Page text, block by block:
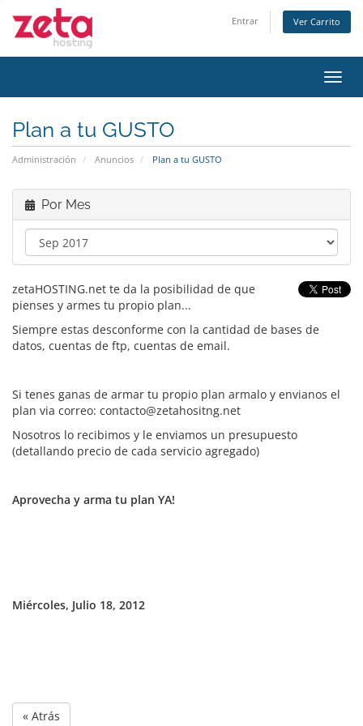
Entrar Ver Carrito
Plan a tu GUSTO
Administración Anuncios Plan a tu GUSTO
Por Mes
zetaHOSTING.net te da la posibilidad de que
pienses y armes tu propio plan...
Siempre estas desconforme con la cantidad de bases de
datos, cuentas de ftp, cuentas de email.
Si tenes ganas de armar tu propio plan armalo y envianos el
plan via correo: contacto@zetahositng.net
Nosotros lo recibimos y le enviamos un presupuesto
(detallando precio de cada servicio agregado)
Aprovecha y arma tu plan YA!
Miércoles, Julio 18, 2012
« Atrás